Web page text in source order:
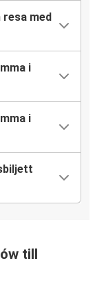
med
i
i
till